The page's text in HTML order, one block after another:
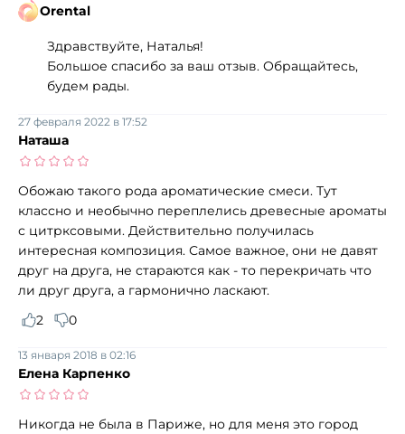
Orental
Здравствуйте, Наталья!
Большое спасибо за ваш отзыв. Обращайтесь,
будем рады.
Наташа
27 февраля 2022 в 17:52
Обожаю такого рода ароматические смеси. Тут
классно и необычно переплелись древесные ароматы
с цитрксовыми. Действительно получилась
интересная композиция. Самое важное, они не давят
друг на друга, не стараются как - то перекричать что
ли друг друга, а гармонично ласкают.
2
0
Елена Карпенко
13 января 2018 в 02:16
Никогда не была в Париже, но для меня это город